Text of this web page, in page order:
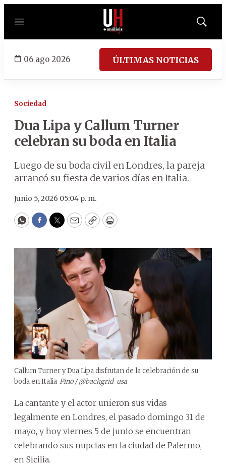
Menú
Mostrar
06 ago 2026 ÚLTIMAS NOTICIAS
Sociedad
Dua Lipa y Callum Turner
celebran su boda en Italia
Luego de su boda civil en Londres, la pareja
arrancó su fiesta de varios días en Italia.
Junio 5, 2026 05:04 p. m.
WhatsApp
Facebook
Twitter
EmailCopyPrint
Callum Turner y Dua Lipa disfrutan de la celebración de su
boda en Italia Pino / @backgrid_usa
La cantante y el actor unieron sus vidas
legalmente en Londres, el pasado domingo 31 de
mayo, y hoy viernes 5 de junio se encuentran
celebrando sus nupcias en la ciudad de Palermo,
en Sicilia.